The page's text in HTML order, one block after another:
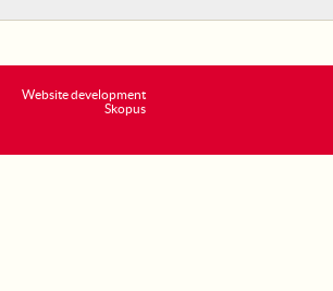
Website development
Skopus